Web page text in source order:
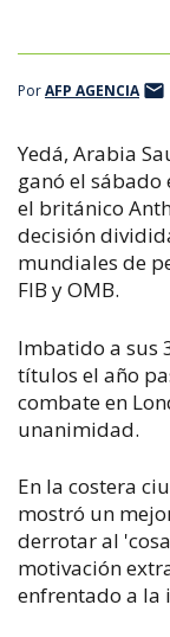
PorAFP AGENCIA
Yedá, Arabia
ganó el sábado
el británico
decisión
mundiales de
FIB y OMB.
Imbatido a sus
títulos el año
combate en
unanimidad.
En la costera
mostró un
derrotar al
motivación
enfrentado a la